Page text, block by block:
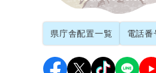
県庁舎配置一覧 電話番